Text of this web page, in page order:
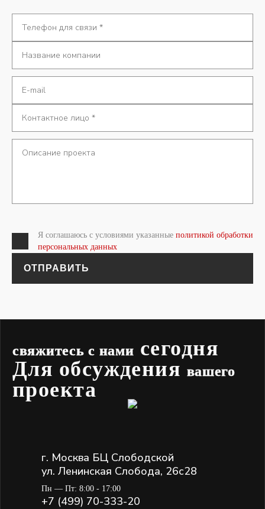
Я соглашаюсь с условиями указанные политикой обработки
персональных данных
ОТПРАВИТЬ
свяжитесь с нами сегодня
Для обсуждения вашего
проекта
г. Москва БЦ Слободской
ул. Ленинская Слобода, 26с28
Пн — Пт: 8:00 - 17:00
+7 (499) 70-333-20